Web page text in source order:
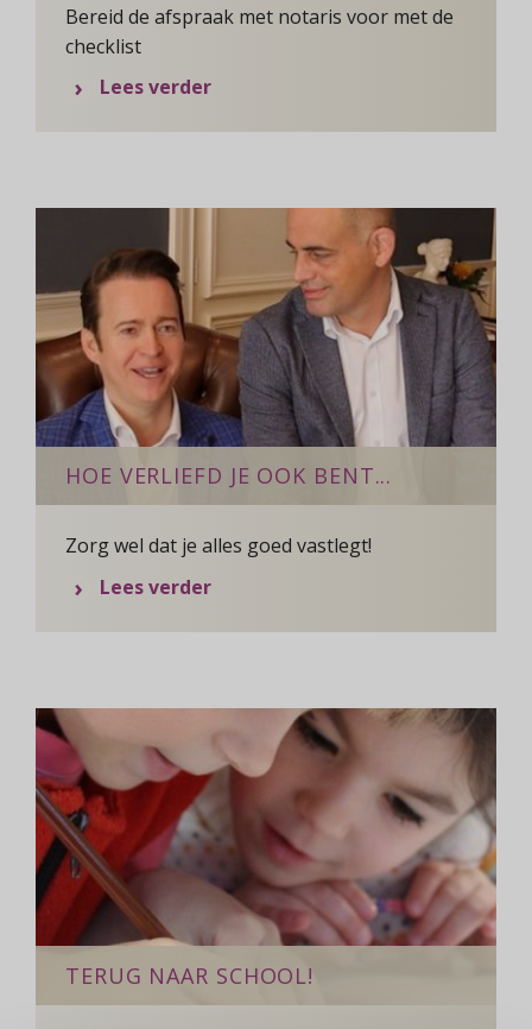
Bereid de afspraak met notaris voor met de
checklist
Lees verderover Harry denkt na over zijn
HOE VERLIEFD JE OOK BENT...
Zorg wel dat je alles goed vastlegt!
Lees verderover Hoe verliefd je ook bent...
TERUG NAAR SCHOOL!